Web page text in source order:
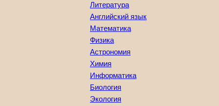
Литература
Английский язык
Математика
Физика
Астрономия
Химия
Информатика
Биология
Экология